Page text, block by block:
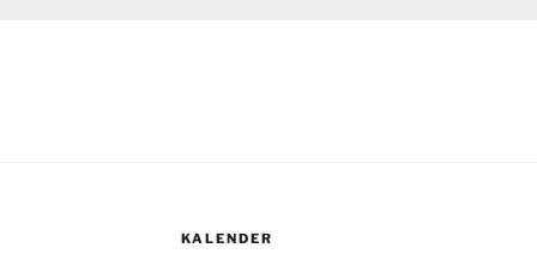
KALENDER